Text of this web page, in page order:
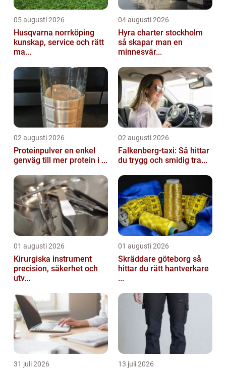
05 augusti 2026
Husqvarna norrköping
kunskap, service och rätt
ma...
04 augusti 2026
Hyra charter stockholm
så skapar man en
minnesvär...
02 augusti 2026
Proteinpulver en enkel
genväg till mer protein i ...
02 augusti 2026
Falkenberg-taxi: Så hittar
du trygg och smidig tra...
01 augusti 2026
Kirurgiska instrument
precision, säkerhet och
utv...
01 augusti 2026
Skräddare göteborg så
hittar du rätt hantverkare
...
31 juli 2026 13 juli 2026